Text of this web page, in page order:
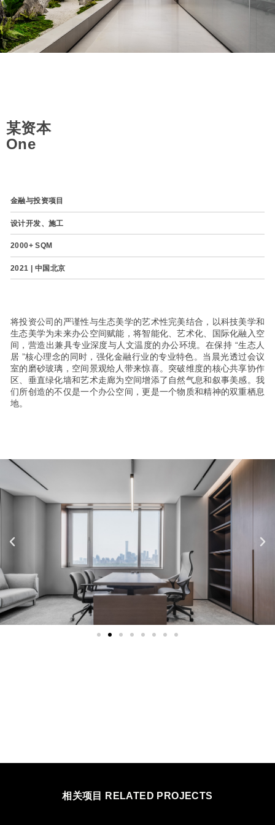
某资本
One
将投资公司的严谨性与生态美学的艺术性完美结合，以科技美学和
生态美学为未来办公空间赋能，将智能化、艺术化、国际化融入空
间，营造出兼具专业深度与人文温度的办公环境。在保持 “生态人
居 ”核心理念的同时，强化金融行业的专业特色。当晨光透过会议
室的磨砂玻璃，空间景观给人带来惊喜。突破维度的核心共享协作
区、垂直绿化墙和艺术走廊为空间增添了自然气息和叙事美感。我
们所创造的不仅是一个办公空间，更是一个物质和精神的双重栖息
地。
金融与投资项目
设计开发、施工
2000+ SQM
2021 | 中国北京
相关项目 RELATED PROJECTS